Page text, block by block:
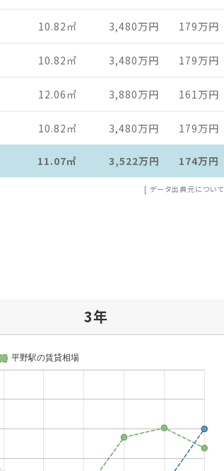
10.82 ㎡ 3,480万円 179万円
10.82 ㎡ 3,480万円 179万円
12.06 ㎡ 3,880万円 161万円
10.82 ㎡ 3,480万円 179万円
11.07㎡ 3,522万円 174万円
[ データ出典元について
3年